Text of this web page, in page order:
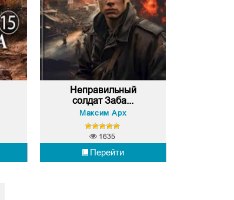
Неправильный
солдат Заба...
Максим Арх
Перейти
1635